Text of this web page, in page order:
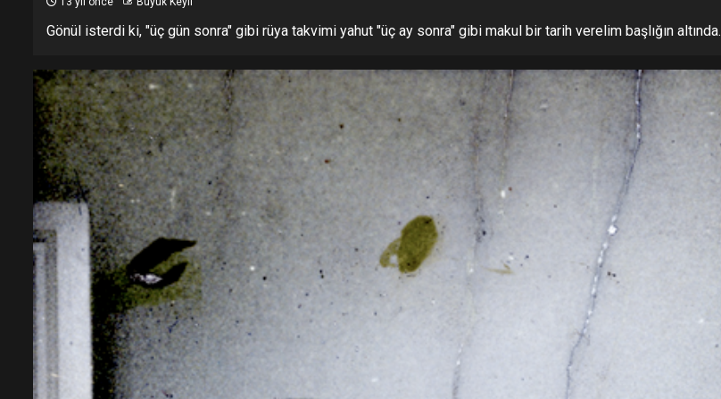
Gönül isterdi ki, "üç gün sonra" gibi rüya takvimi yahut "üç ay sonra" gibi makul bir tarih verelim başlığın altında.